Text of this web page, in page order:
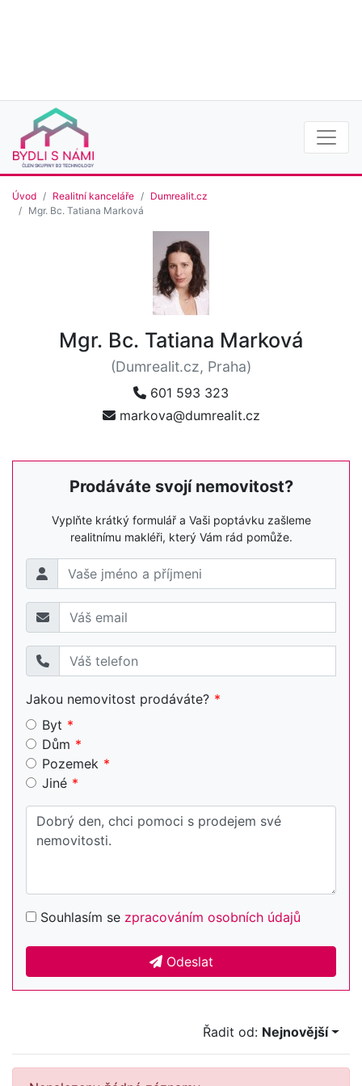
Úvod Realitní kanceláře
Dumrealit.cz
Mgr. Bc. Tatiana Marková
Mgr. Bc. Tatiana Marková
(Dumrealit.cz, Praha)
601 593 323
markova@dumrealit.cz
Prodáváte svojí nemovitost?
Vyplňte krátký formulář a Vaši poptávku zašleme
realitnímu makléři, který Vám rád pomůže.
Jakou nemovitost prodáváte?
Byt
Dům
Pozemek
Jiné
Souhlasím se zpracováním osobních údajů
Odeslat
Řadit od: Nejnovější